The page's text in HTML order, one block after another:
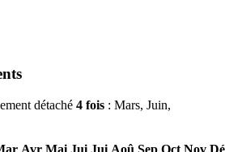
détaché 4 fois : Mars, Juin,
Avr Mai Jui Jui Aoû Sep Oct Nov